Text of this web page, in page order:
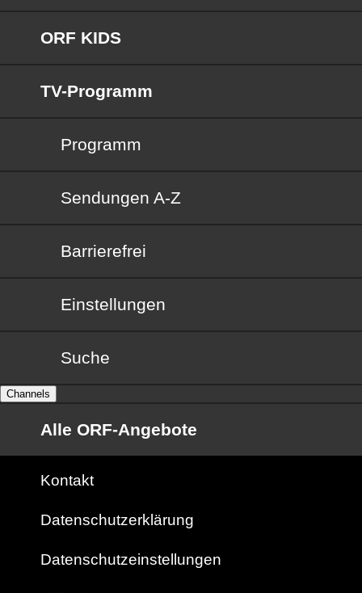
ORF KIDS
TV-Programm
Programm
Sendungen von A bis Z
Sendungen A-Z
Barrierefrei
Barrierefrei
Einstellungen
Suche
Channels
Alle ORF-Angebote
Kontakt
Datenschutzerklärung
Datenschutzeinstellungen